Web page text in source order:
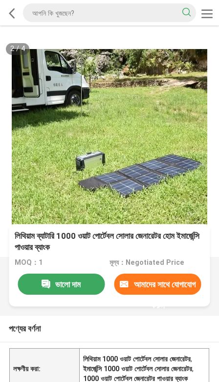
2/4
লিথিয়াম ব্যাটারি 1000 ওয়াট পোর্টেবল সোলার জেনারেটর হোম ইমার্জেন্সি
পাওয়ার ব্যাংক
MOQ：1 মূল্য：Negotiated Price
ভালো দাম আমাদের সাথে যোগাযোগ
করুন
পণ্যের বর্ণনা
লক্ষণীয় করা:
লিথিয়াম 1000 ওয়াট পোর্টেবল সোলার জেনারেটর,
ইমার্জেন্সি 1000 ওয়াট পোর্টেবল সোলার জেনারেটর,
1000 ওয়াট পোর্টেবল জেনারেটর পাওয়ার ব্যাংক